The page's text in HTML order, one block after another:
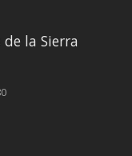
la Sierra